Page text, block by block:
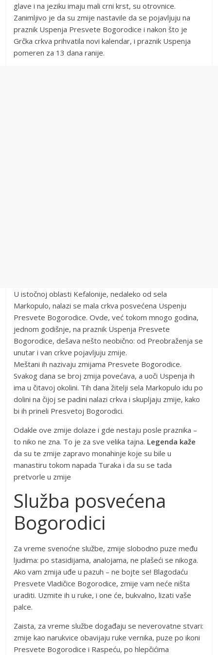
glave i na jeziku imaju mali crni krst, su otrovnice.
Zanimljivo je da su zmije nastavile da se pojavljuju na
praznik Uspenja Presvete Bogorodice i nakon što je
Grčka crkva prihvatila novi kalendar, i praznik Uspenja
pomeren za 13 dana ranije.
U istočnoj oblasti Kefalonije, nedaleko od sela
Markopulo, nalazi se mala crkva posvećena Uspenju
Presvete Bogorodice. Ovde, već tokom mnogo godina,
jednom godišnje, na praznik Uspenja Presvete
Bogorodice, dešava nešto neobično: od Preobraženja se
unutar i van crkve pojavljuju zmije.
Meštani ih nazivaju zmijama Presvete Bogorodice.
Svakog dana se broj zmija povećava, a uoči Uspenja ih
ima u čitavoj okolini. Tih dana žitelji sela Markopulo idu po
dolini na čijoj se padini nalazi crkva i skupljaju zmije, kako
bi ih prineli Presvetoj Bogorodici.
Odakle ove zmije dolaze i gde nestaju posle praznika –
to niko ne zna. To je za sve velika tajna. Legenda kaže
da su te zmije zapravo monahinje koje su bile u
manastiru tokom napada Turaka i da su se tada
pretvorle u zmije
Služba posvećena
Bogorodici
Za vreme svenoćne službe, zmije slobodno puze među
ljudima: po stasidijama, analojama, ne plašeći se nikoga.
Ako vam zmija uđe u pazuh – ne bojte se! Blagodaću
Presvete Vladičice Bogorodice, zmije vam neće ništa
uraditi. Uzmite ih u ruke, i one će, bukvalno, lizati vaše
palce.
Zaista, za vreme službe događaju se neverovatne stvari:
zmije kao narukvice obavijaju ruke vernika, puze po ikoni
Presvete Bogorodice i Raspeću, po hlepčićima